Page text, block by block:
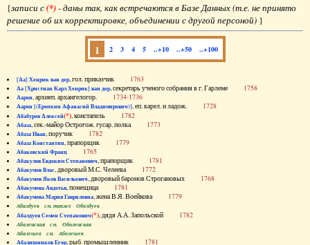
{записи с(*)- даны так, как встречаются в Базе Данных (т.е. не принято
решение об их корректировке, объединении с другой персоной) }
1 2 3 4 5 ..+10 ..+50 ..+100
[Аа] Хенрик ван дер, гол. приказчик 1763
Аа [Христиан Карл Хенрик] ван дер, секретарь ученого собрания в г. Гарлеме 1758
Аарон, архиеп. архангелогор. 1734-1736
Аарон [(Еропкин Афанасий Владимирович)], еп. карел. и ладож. 1728
Абабуров Алексей(*), констапель 1782
Абаза, сек.-майор Острогож. гусар. полка 1773
Абаза Иван, поручик 1782
Абаза Константин, прапорщик 1779
Абаковский Франц 1765
Абакулов Евдоким Степанович, прапорщик 1781
Абакумов Влас, дворовый М.С. Челеева 1772
Абакумов Яков Васильевич, дворовый баронов Строгановых 1768
Абакумова Авдотья, помещица 1781
Абакумова Мария Гавриловна, жена В.Я. Воейкова 1779
Абалдуев см. также Оболдуев
Абалдуев Семен Степанович(*), дядя А.А. Запольской 1782
Абаленская см. Оболенская
Абалешев см. Аболешев
Абалишников Егор, рыб. промышленник 1781